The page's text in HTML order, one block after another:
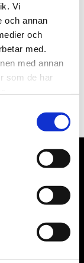
Vi
och annan
och
med.
med annan
som de har
ATH billyftar
oss
för att hjälpa